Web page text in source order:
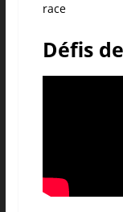
race
Défis